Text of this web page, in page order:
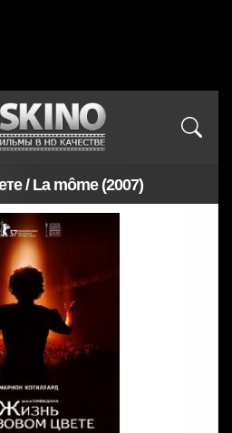
/ La môme (2007)